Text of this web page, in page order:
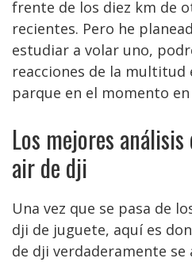
frente de los diez km de
recientes. Pero he
estudiar a volar uno,
reacciones de la multitud
parque en el momento
Los mejores
air de dji
Una vez que se pasa de
dji de juguete, aquí es
de dji verdaderamente se